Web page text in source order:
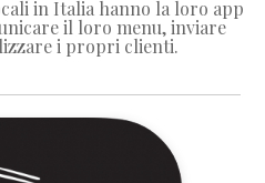
in Italia hanno la loro app
il loro menu, inviare
i propri clienti.